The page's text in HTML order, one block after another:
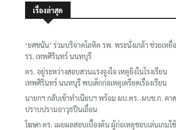
เรื่องล่าสุด
‘ยศชนัน’ ร่วมบริจาคโลหิต รพ. พระนั่งเกล้า ช่วยเหยื่
รร. เทพศิรินทร์ นนทบุรี
ตร. อยู่ระหว่างสอบสวนแรงจูงใจ เหตุยิงในโรงเรียน
เทพศิรินทร์ นนทบุรี พบเด็กก่อเหตุเครียดเรื่องเรียน
นายกฯ กลับเข้าทำเนียบฯ พร้อม ผบ.ตร.-ผบช.ก. คา
ปราบปรามอาวุธปืนเถื่อน
โฆษก ตร. เผยผลสอบเบื้องต้น ผู้ก่อเหตุชอบเล่นเกมใช้